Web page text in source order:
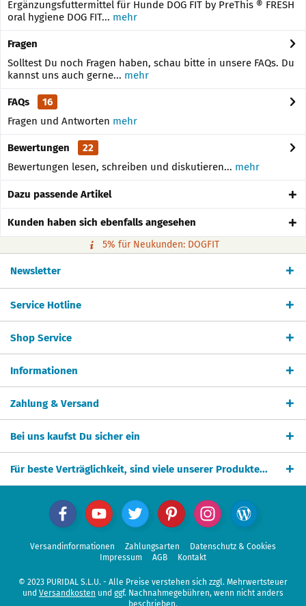
Ergänzungsfuttermittel für Hunde DOG FIT by PreThis ® FRESH
oral hygiene DOG FIT... mehr
Fragen
Solltest Du noch Fragen haben, schau bitte in unsere FAQs. Du
kannst uns auch gerne... mehr
FAQs
16
Fragen und Antworten mehr
Bewertungen
22
Bewertungen lesen, schreiben und diskutieren... mehr
Dazu passende Artikel
Kunden haben sich ebenfalls angesehen
5% für Neukunden: DOGFIT
Newsletter
Service Hotline
Shop Service
Informationen
Zahlung & Versand
Bei uns kaufst Du sicher ein
Für beste Verträglichkeit, sind viele unserer Produkte...
Versandinformationen Zahlungsarten
Datenschutz & Cookies
Impressum
AGB Kontakt
© 2023 PURIDAL S.L.U. - Alle Preise verstehen sich zzgl. Mehrwertsteuer
und Versandkosten und ggf. Nachnahmegebühren, wenn nicht anders